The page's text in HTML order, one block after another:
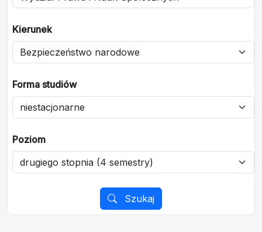
Kierunek
Forma studiów
Poziom
Szukaj